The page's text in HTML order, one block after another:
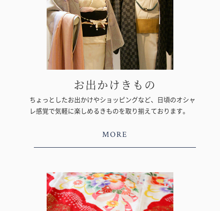
お出かけきもの
ちょっとしたお出かけやショッピングなど、日頃のオシャ
レ感覚で気軽に楽しめるきものを取り揃えております。
MORE